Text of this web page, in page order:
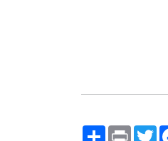
Share PrintTwitter